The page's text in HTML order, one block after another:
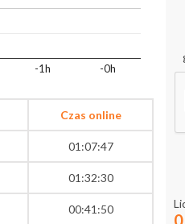
-1h -0h
Czas online
01:07:47
01:32:30
00:41:50